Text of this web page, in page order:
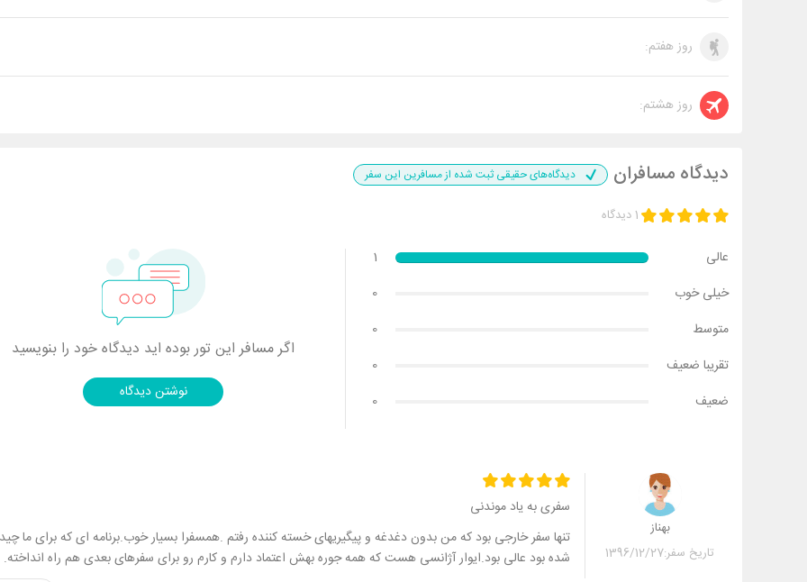
روز هفتم:
روز هشتم:
دیدگاه مسافران دیدگاه‌های حقیقی ثبت شده از مسافرین این سفر
1 دیدگاه
عالی
خیلی خوب
متوسط
تقریبا ضعیف
ضعیف
1
0
0
0
0
اگر مسافر این تور بوده اید دیدگاه خود را بنویسید
نوشتن دیدگاه
بهناز
تاریخ سفر:1396/12/27
سفری به یاد موندنی
تنها سفر خارجی بود که من بدون دغدغه و پیگیریهای خسته کننده رفتم .همسفرا بسیار خوب.برنامه ای که برای ما
شده بود عالی بود.ایوار آژانسی هست که همه جوره بهش اعتماد دارم و کارم رو برای سفرهای بعدی هم راه انداخته.